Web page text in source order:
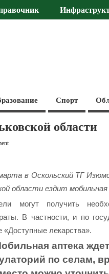
Спорт
области
в Оскольский ТГ
области ездит
могут получить
В частности, и по
«Доступные лекарства».
аптека
по селам,